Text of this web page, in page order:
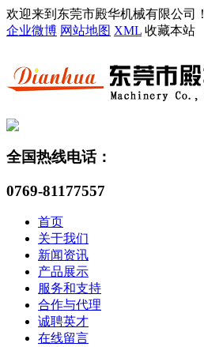
欢迎来到东莞市殿华机械有限公司！
企业微博 网站地图 XML 收藏本站
全国热线电话：
0769-81177557
首页
关于我们
新闻资讯
产品展示
服务和支持
合作与代理
诚聘英才
在线留言